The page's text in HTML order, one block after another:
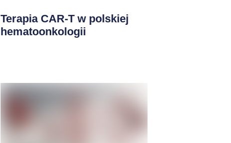
Terapia CAR-T w polskiej
hematoonkologii